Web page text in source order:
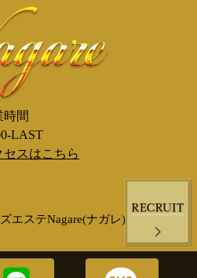
時間
LAST
セスはこちら
エステNagare(ナガレ)